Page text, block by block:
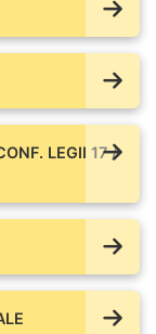
LEGII 17 /